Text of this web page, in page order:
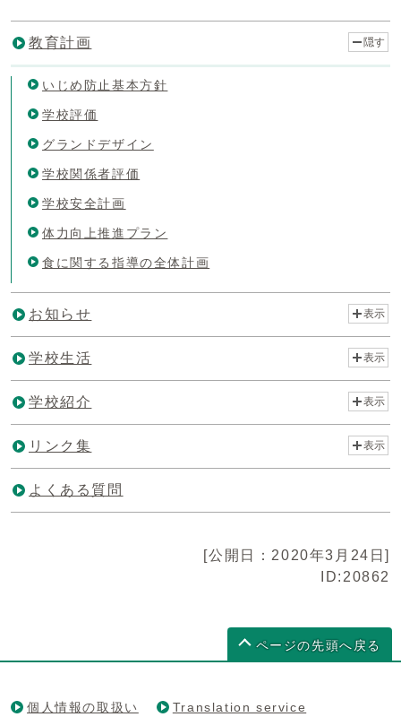
教育計画 隠す
いじめ防止基本方針
学校評価
グランドデザイン
学校関係者評価
学校安全計画
体力向上推進プラン
食に関する指導の全体計画
お知らせ 表示
学校生活 表示
学校紹介 表示
リンク集 表示
よくある質問
[公開日：2020年3月24日]
ID:20862
ページの先頭へ戻る
個人情報の取扱い Translation service